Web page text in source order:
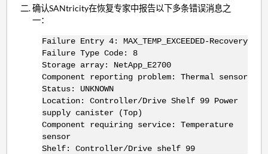
确认SANtricity在恢复专家中报告以下多条错误消息之
一：
Failure Entry 4: MAX_TEMP_EXCEEDED-Recovery
Failure Type Code: 8
Storage array: NetApp_E2700
Component reporting problem: Thermal sensor
Status: UNKNOWN
Location: Controller/Drive Shelf 99 Power
supply canister (Top)
Component requiring service: Temperature
sensor
Shelf: Controller/Drive shelf 99